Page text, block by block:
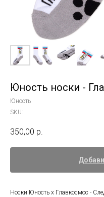
Юность носки -
Юность
SKU:
350,00 р.
Носки Юность x Главкосмос -